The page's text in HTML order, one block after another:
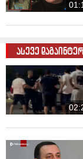
რომ მომავალში
განაგრძობენ
მოვუწოდებ ყველა
ადგილობრივი
ჯანსაღ და მშვიდ
ვუსურვებ ყველა
ადგილობრივი
მიხეილ
ასევე